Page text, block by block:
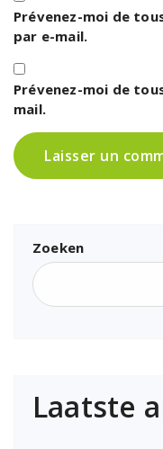
Prévenez-moi de
par e-mail.
Prévenez-moi de
mail.
Zoeken
Laatste